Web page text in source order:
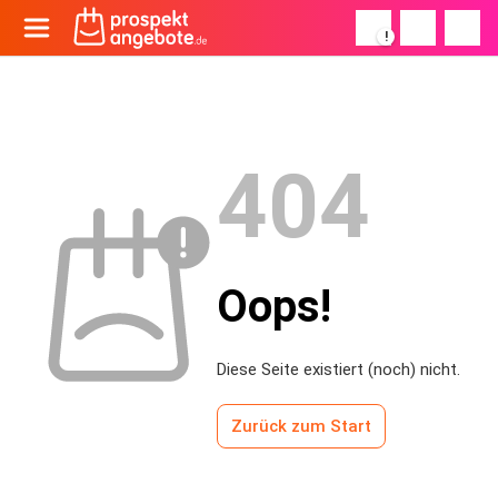
!
404
Oops!
Diese Seite existiert (noch) nicht.
Zurück zum Start